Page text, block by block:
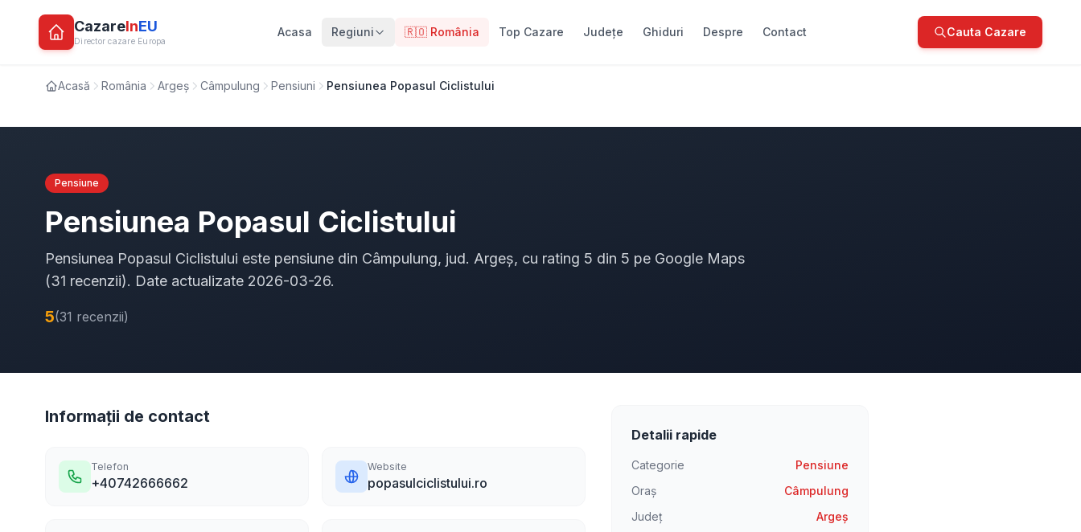
CazareInEU
Director cazare Europa
Acasa Regiuni 🇷🇴 România Top Cazare Județe Ghiduri Despre Contact Cauta Cazare
Acasă România Argeș Câmpulung Pensiuni Pensiunea Popasul Ciclistului
Pensiune
Pensiunea Popasul Ciclistului
Pensiunea Popasul Ciclistului este pensiune din Câmpulung, jud. Argeș, cu rating 5 din 5 pe Google Maps
(31 recenzii). Date actualizate 2026-03-26.
5(31 recenzii)
Informații de contact
Telefon
+40742666662
Website
popasulciclistului.ro
Detalii rapide
Categorie
Pensiune
Oraș
Câmpulung
Județ
Argeș